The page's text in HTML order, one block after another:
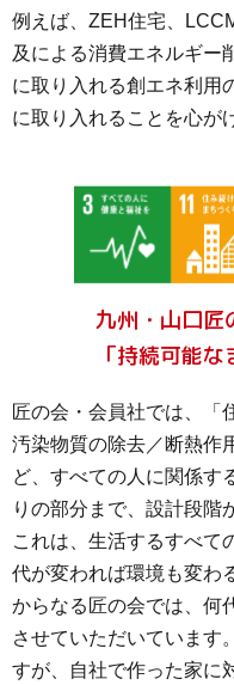
例えば、ZEH住宅、
及による消費エネルギー
に取り入れる創エネ利用
に取り入れることを心が
九州・山口匠
「持続可能
匠の会・会員社では、「
汚染物質の除去／断熱作
ど、すべての人に関係す
りの部分まで、設計段階
これは、生活するすべて
代が変われば環境も変わ
からなる匠の会では、何
させていただいています
すが、自社で作った家に